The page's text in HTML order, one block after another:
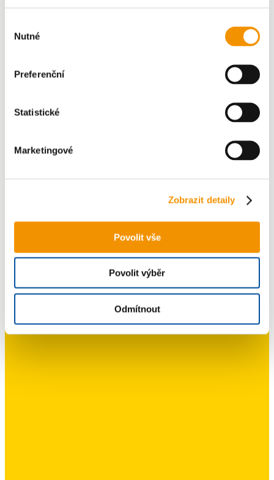
souhlasu
Nutné
Preferenční
Statistické
Marketingové
Zobrazit detaily
Povolit vše
Povolit výběr
Odmítnout